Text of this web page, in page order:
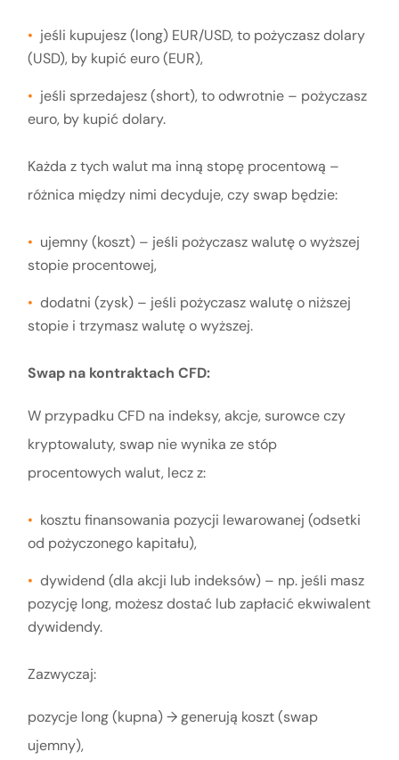
jeśli kupujesz (long) EUR/USD, to pożyczasz dolary
(USD), by kupić euro (EUR),
jeśli sprzedajesz (short), to odwrotnie – pożyczasz
euro, by kupić dolary.
Każda z tych walut ma inną stopę procentową –
różnica między nimi decyduje, czy swap będzie:
ujemny (koszt) – jeśli pożyczasz walutę o wyższej
stopie procentowej,
dodatni (zysk) – jeśli pożyczasz walutę o niższej
stopie i trzymasz walutę o wyższej.
Swap na kontraktach CFD:
W przypadku CFD na indeksy, akcje, surowce czy
kryptowaluty, swap nie wynika ze stóp
procentowych walut, lecz z:
kosztu finansowania pozycji lewarowanej (odsetki
od pożyczonego kapitału),
dywidend (dla akcji lub indeksów) – np. jeśli masz
pozycję long, możesz dostać lub zapłacić ekwiwalent
dywidendy.
Zazwyczaj:
pozycje long (kupna) → generują koszt (swap
ujemny),